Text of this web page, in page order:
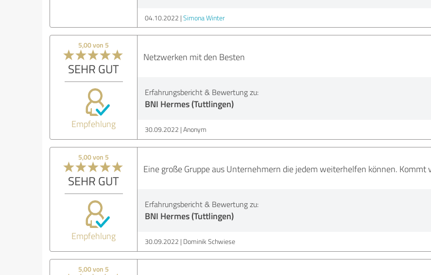
04.10.2022 Simona Winter
5,00 von 5
SEHR GUT
Empfehlung
Netzwerken mit den Besten
Erfahrungsbericht & Bewertung zu:
BNI Hermes (Tuttlingen)
30.09.2022 Anonym
5,00 von 5
SEHR GUT
Empfehlung
Eine große Gruppe aus Unternehmern die jedem weiterhelfen können. Kommt
Erfahrungsbericht & Bewertung zu:
BNI Hermes (Tuttlingen)
30.09.2022 Dominik Schwiese
5,00 von 5